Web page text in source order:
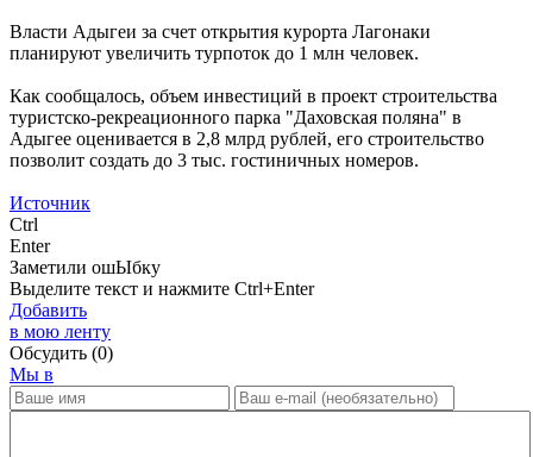
Власти Адыгеи за счет открытия курорта Лагонаки
планируют увеличить турпоток до 1 млн человек.
Как сообщалось, объем инвестиций в проект строительства
туристско-рекреационного парка "Даховская поляна" в
Адыгее оценивается в 2,8 млрд рублей, его строительство
позволит создать до 3 тыс. гостиничных номеров.
Источник
Ctrl
Enter
Заметили ошЫбку
Выделите текст и нажмите Ctrl+Enter
Добавить
в мою ленту
Обсудить (0)
Мы в